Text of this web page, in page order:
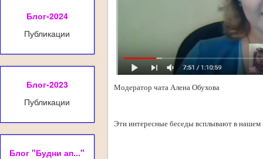
Блог-2024
Публикации
Блог-2023
Публикации
Блог "Будни ап..."
Модератор чата Алена Обухова
Эти интересные беседы всплывают в нашем